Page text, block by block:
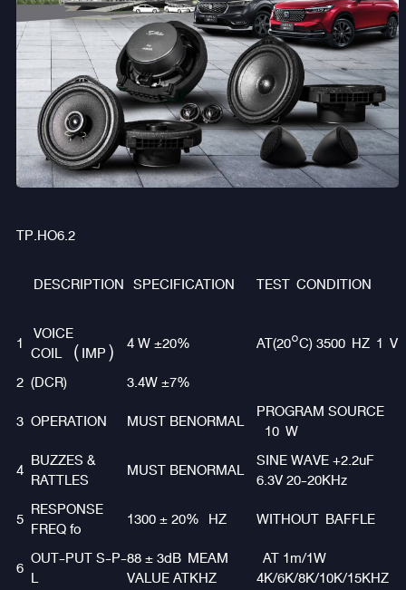
TP.HO6.2
DESCRIPTION SPECIFICATION TEST CONDITION
1 VOICE
COIL（IMP） 4 W ±20%
AT(20°C) 3500 HZ 1 V
2 (DCR)
3.4W ±7%
3 OPERATION MUST BENORMAL
PROGRAM SOURCE
10 W
4 BUZZES &
RATTLES
MUST BENORMAL SINE WAVE +2.2uF
6.3V 20-20KHz
5 RESPONSE
FREQ fo
1300 ± 20% HZ WITHOUT BAFFLE
6 OUT-PUT S-P-
L
88 ± 3dB MEAM
VALUE ATKHZ
AT 1m/1W
4K/6K/8K/10K/15KHZ